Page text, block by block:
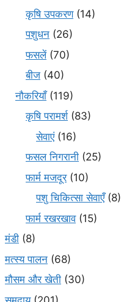
कृषि उपकरण(14)
पशुधन (26)
फसलें(70)
बीज (40)
नौकरियाँ(119)
कृषि परामर्श(83)
सेवाएं(16)
फसल निगरानी (25)
फार्म मजदूर(10)
पशु चिकित्सा सेवाएँ(8)
फार्म रखरखाव(15)
मंडी (8)
मत्स्य पालन (68)
मौसम और खेती (30)